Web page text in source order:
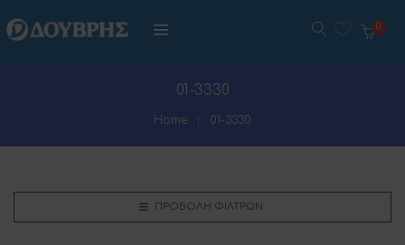
01-3330
Home 01-3330
ΠΡΟΒΟΛΉ ΦΊΛΤΡΩΝ